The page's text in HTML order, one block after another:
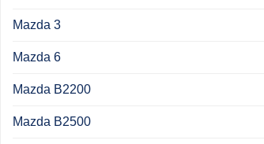
Mazda 3
Mazda 6
Mazda B2200
Mazda B2500